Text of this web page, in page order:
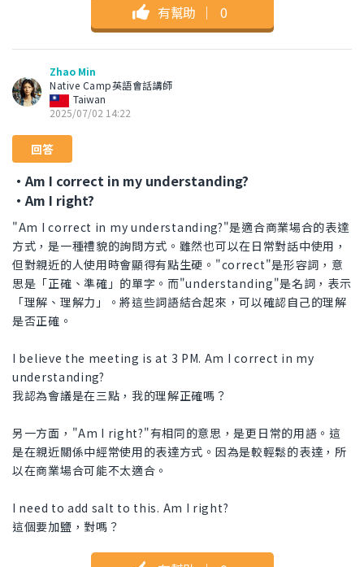
有幫助 ｜ 0
Zhao Min
Native Camp英語會話講師
Taiwan
2025/07/02 14:22
回答
・Am I correct in my understanding?
・Am I right?
"Am I correct in my understanding?"是適合商業場合的表達
方式，是一種禮貌的詢問方式。雖然也可以在日常對話中使用，
但對親近的人使用時會顯得有點生硬。"correct"是形容詞，意
思是「正確、準確」的單字。而"understanding"是名詞，表示
「理解、理解力」。將這些詞語結合起來，可以確認自己的理解
是否正確。
I believe the meeting is at 3 PM. Am I correct in my
understanding?
我認為會議是在三點，我的理解正確嗎？
另一方面，"Am I right?"有相同的意思，是更日常的用語。這
是在親近關係中經常使用的表達方式。因為是較輕鬆的表達，所
以在商業場合可能不太適合。
I need to add salt to this. Am I right?
這個要加鹽，對嗎？